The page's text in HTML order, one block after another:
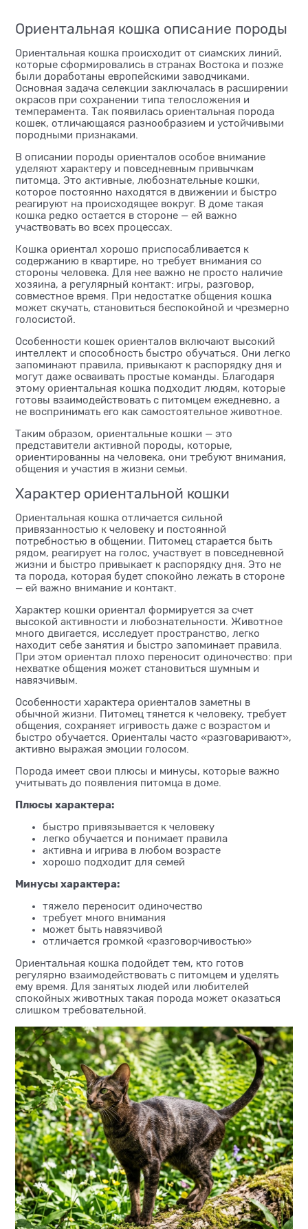
Ориентальная кошка описание породы
Ориентальная кошка происходит от сиамских линий,
которые сформировались в странах Востока и позже
были доработаны европейскими заводчиками.
Основная задача селекции заключалась в расширении
окрасов при сохранении типа телосложения и
темперамента. Так появилась ориентальная порода
кошек, отличающаяся разнообразием и устойчивыми
породными признаками.
В описании породы ориенталов особое внимание
уделяют характеру и повседневным привычкам
питомца. Это активные, любознательные кошки,
которое постоянно находятся в движении и быстро
реагируют на происходящее вокруг. В доме такая
кошка редко остается в стороне — ей важно
участвовать во всех процессах.
Кошка ориентал хорошо приспосабливается к
содержанию в квартире, но требует внимания со
стороны человека. Для нее важно не просто наличие
хозяина, а регулярный контакт: игры, разговор,
совместное время. При недостатке общения кошка
может скучать, становиться беспокойной и чрезмерно
голосистой.
Особенности кошек ориенталов включают высокий
интеллект и способность быстро обучаться. Они легко
запоминают правила, привыкают к распорядку дня и
могут даже осваивать простые команды. Благодаря
этому ориентальная кошка подходит людям, которые
готовы взаимодействовать с питомцем ежедневно, а
не воспринимать его как самостоятельное животное.
Таким образом, ориентальные кошки — это
представители активной породы, которые,
ориентированны на человека, они требуют внимания,
общения и участия в жизни семьи.
Характер ориентальной кошки
Ориентальная кошка отличается сильной
привязанностью к человеку и постоянной
потребностью в общении. Питомец старается быть
рядом, реагирует на голос, участвует в повседневной
жизни и быстро привыкает к распорядку дня. Это не
та порода, которая будет спокойно лежать в стороне
— ей важно внимание и контакт.
Характер кошки ориентал формируется за счет
высокой активности и любознательности. Животное
много двигается, исследует пространство, легко
находит себе занятия и быстро запоминает правила.
При этом ориентал плохо переносит одиночество: при
нехватке общения может становиться шумным и
навязчивым.
Особенности характера ориенталов заметны в
обычной жизни. Питомец тянется к человеку, требует
общения, сохраняет игривость даже с возрастом и
быстро обучается. Ориенталы часто «разговаривают»,
активно выражая эмоции голосом.
Порода имеет свои плюсы и минусы, которые важно
учитывать до появления питомца в доме.
Плюсы характера:
быстро привязывается к человеку
легко обучается и понимает правила
активна и игрива в любом возрасте
хорошо подходит для семей
Минусы характера:
тяжело переносит одиночество
требует много внимания
может быть навязчивой
отличается громкой «разговорчивостью»
Ориентальная кошка подойдет тем, кто готов
регулярно взаимодействовать с питомцем и уделять
ему время. Для занятых людей или любителей
спокойных животных такая порода может оказаться
слишком требовательной.